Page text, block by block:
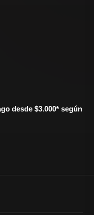
desde $3.000* según